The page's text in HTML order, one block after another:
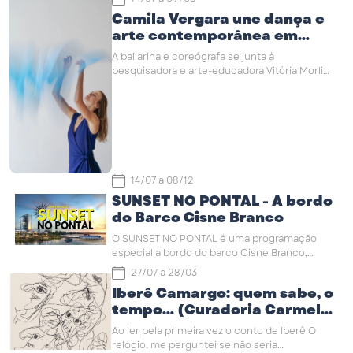
Camila Vergara une dança e
arte contemporânea em
oficinas inéditas no Instituto
Ling
A bailarina e coreógrafa se junta à
pesquisadora e arte-educadora Vitória Morlin
14/07a 08/12
SUNSET NO PONTAL - A bordo
do Barco Cisne Branco
O SUNSET NO PONTAL é uma programação
especial a bordo do barco Cisne Branco,
atracado no Parque Pontal, durante o pôr do
sol, animado por uma boa música e ...
27/07a 28/03
Iberê Camargo: quem sabe, o
tempo… (Curadoria Carmela
Gross)
Ao ler pela primeira vez o conto de Iberê O
relógio, me perguntei se não seria